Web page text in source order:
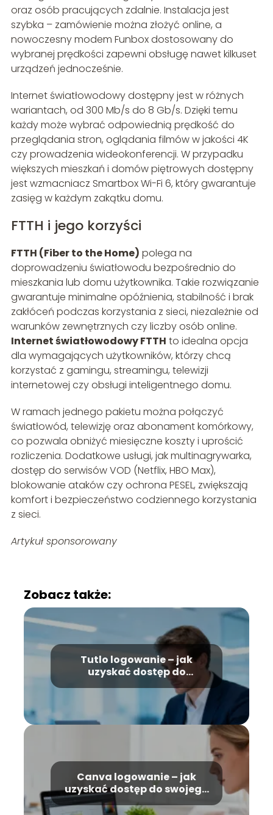
oraz osób pracujących zdalnie. Instalacja jest
szybka – zamówienie można złożyć online, a
nowoczesny modem Funbox dostosowany do
wybranej prędkości zapewni obsługę nawet kilkuset
urządzeń jednocześnie.
Internet światłowodowy dostępny jest w różnych
wariantach, od 300 Mb/s do 8 Gb/s. Dzięki temu
każdy może wybrać odpowiednią prędkość do
przeglądania stron, oglądania filmów w jakości 4K
czy prowadzenia wideokonferencji. W przypadku
większych mieszkań i domów piętrowych dostępny
jest wzmacniacz Smartbox Wi-Fi 6, który gwarantuje
zasięg w każdym zakątku domu.
FTTH i jego korzyści
FTTH (Fiber to the Home) polega na
doprowadzeniu światłowodu bezpośrednio do
mieszkania lub domu użytkownika. Takie rozwiązanie
gwarantuje minimalne opóźnienia, stabilność i brak
zakłóceń podczas korzystania z sieci, niezależnie od
warunków zewnętrznych czy liczby osób online.
Internet światłowodowy FTTH to idealna opcja
dla wymagających użytkowników, którzy chcą
korzystać z gamingu, streamingu, telewizji
internetowej czy obsługi inteligentnego domu.
W ramach jednego pakietu można połączyć
światłowód, telewizję oraz abonament komórkowy,
co pozwala obniżyć miesięczne koszty i uprościć
rozliczenia. Dodatkowe usługi, jak multinagrywarka,
dostęp do serwisów VOD (Netflix, HBO Max),
blokowanie ataków czy ochrona PESEL, zwiększają
komfort i bezpieczeństwo codziennego korzystania
z sieci.
Artykuł sponsorowany
Zobacz także:
Tutlo logowanie – jak
uzyskać dostęp do
Canva logowanie – jak
uzyskać dostęp do swojego
konta?